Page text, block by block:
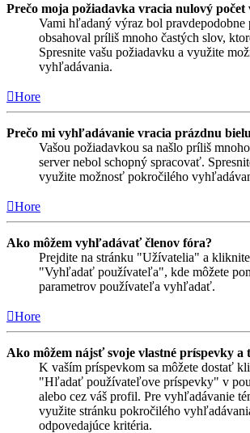
Prečo moja požiadavka vracia nulový počet
Vami hľadaný výraz bol pravdepodobne
obsahoval príliš mnoho častých slov,
Spresnite vašu požiadavku a využite
vyhľadávania.
Hore
Prečo mi vyhľadávanie vracia prázdnu
Vašou požiadavkou sa našlo príliš
server nebol schopný spracovať.
využite možnosť pokročilého
Hore
Ako môžem vyhľadávať členov fóra?
Prejdite na stránku "Užívatelia" a
"Vyhľadať používateľa", kde môžete
parametrov používateľa vyhľadať.
Hore
Ako môžem nájsť svoje vlastné príspevky a
K vaším príspevkom sa môžete dostať
"Hľadať používateľove príspevky" v
alebo cez váš profil. Pre vyhľadávanie
využite stránku pokročilého
odpovedajúce kritéria.